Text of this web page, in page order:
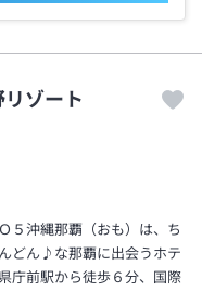
ゾート
５沖縄那覇（おも）は、ち
どん♪な那覇に出会うホテ
庁前駅から徒歩６分、国際